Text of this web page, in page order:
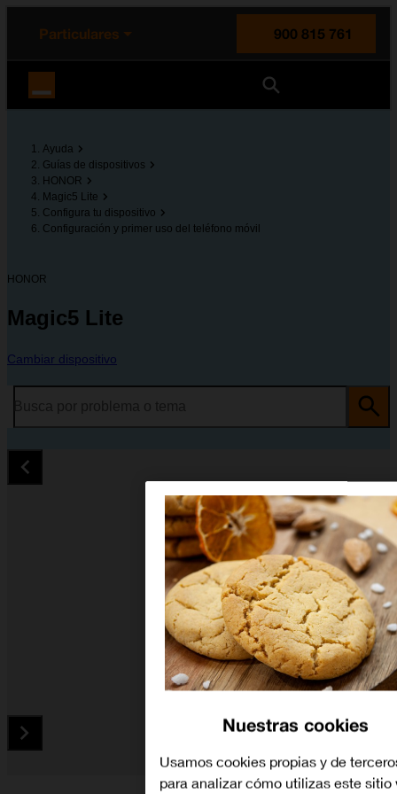
principal
la página
Particulares
900 815 761
Ayuda
Guías de dispositivos
HONOR
Magic5 Lite
Configura tu dispositivo
Configuración y primer uso del teléfono móvil
HONOR
Magic5 Lite
Cambiar dispositivo
Diapositiva 1 de 5. HONOR Magic5 Lite - Black - imagen 1
Nuestras cookies
Usamos cookies propias y de
para analizar cómo utilizas este sitio